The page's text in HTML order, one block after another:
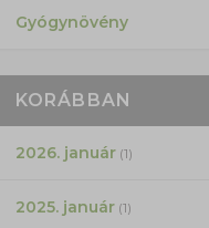
Gyógynövény
KORÁBBAN
2026. január(1)
2025. január(1)